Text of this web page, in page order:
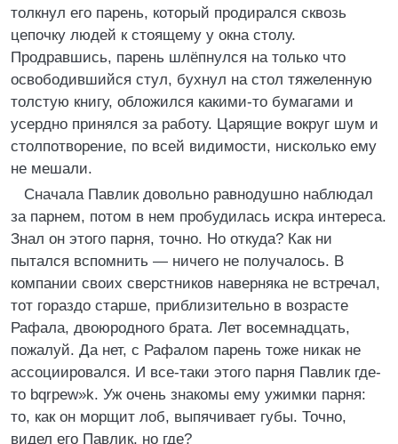
толкнул его парень, который продирался сквозь
цепочку людей к стоящему у окна столу.
Продравшись, парень шлёпнулся на только что
освободившийся стул, бухнул на стол тяжеленную
толстую книгу, обложился какими-то бумагами и
усердно принялся за работу. Царящие вокруг шум и
столпотворение, по всей видимости, нисколько ему
не мешали.
Сначала Павлик довольно равнодушно наблюдал
за парнем, потом в нем пробудилась искра интереса.
Знал он этого парня, точно. Но откуда? Как ни
пытался вспомнить — ничего не получалось. В
компании своих сверстников наверняка не встречал,
тот гораздо старше, приблизительно в возрасте
Рафала, двоюродного брата. Лет восемнадцать,
пожалуй. Да нет, с Рафалом парень тоже никак не
ассоциировался. И все-таки этого парня Павлик где-
то bqrpew»k. Уж очень знакомы ему ужимки парня:
то, как он морщит лоб, выпячивает губы. Точно,
видел его Павлик, но где?